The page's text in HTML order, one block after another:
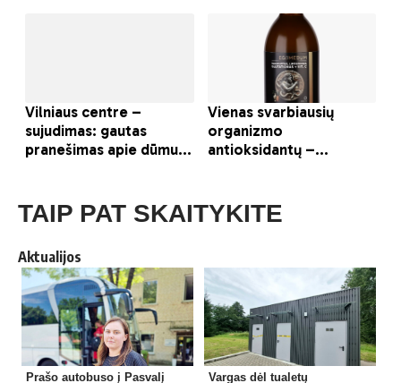
TAIP PAT SKAITYKITE
Aktualijos
Prašo autobuso į Pasvalį Vargas dėl tualetų